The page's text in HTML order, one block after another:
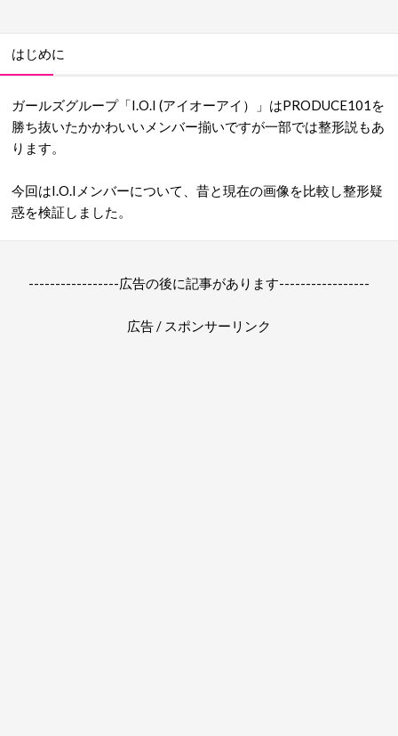
はじめに
ガールズグループ「I.O.I (アイオーアイ）」はPRODUCE101を
勝ち抜いたかかわいいメンバー揃いですが一部では整形説もあ
ります。
今回はI.O.Iメンバーについて、昔と現在の画像を比較し整形疑
惑を検証しました。
-----------------広告の後に記事があります-----------------
広告 / スポンサーリンク